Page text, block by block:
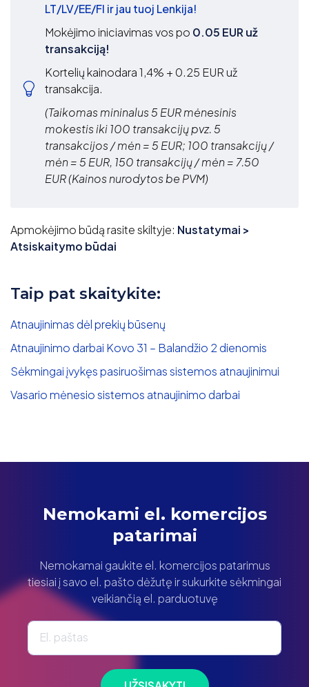
LT/LV/EE/FI ir jau tuoj Lenkija!
Mokėjimo iniciavimas vos po 0.05 EUR už
transakciją!
Kortelių kainodara 1,4% + 0.25 EUR už
transakcija.
(Taikomas mininalus 5 EUR mėnesinis
mokestis iki 100 transakcijų pvz. 5
transakcijos / mėn = 5 EUR; 100 transakcijų /
mėn = 5 EUR, 150 transakcijų / mėn = 7.50
EUR (Kainos nurodytos be PVM)
Apmokėjimo būdą rasite skiltyje: Nustatymai >
Atsiskaitymo būdai
Taip pat skaitykite:
Atnaujinimas dėl prekių būsenų
Atnaujinimo darbai Kovo 31 – Balandžio 2 dienomis
Sėkmingai įvykęs pasiruošimas sistemos atnaujinimui
Vasario mėnesio sistemos atnaujinimo darbai
Nemokami el. komercijos
patarimai
Nemokamai gaukite el. komercijos patarimus
tiesiai į savo el. pašto dėžutę ir sukurkite sėkmingai
veikiančią el. parduotuvę
El. paštas